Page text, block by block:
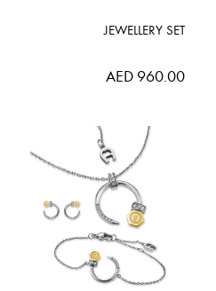
JEWELLERY SET
AED 960.00